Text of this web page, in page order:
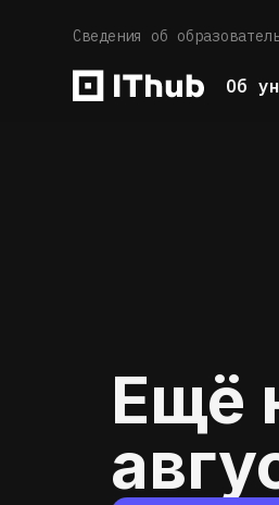
Сведения об
Об
Ещё